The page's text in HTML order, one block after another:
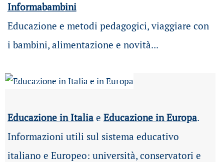
Informabambini
Educazione e metodi pedagogici, viaggiare con
i bambini, alimentazione e novità...
Educazione in Italiae Educazione in Europa.
Informazioni utili sul sistema educativo
italiano e Europeo: università, conservatori e